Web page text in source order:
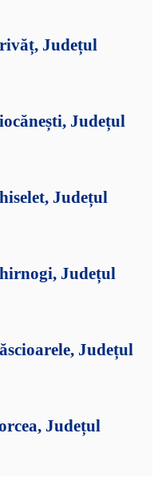
Județul
Județul
Județul
Județul
Județul
Județul